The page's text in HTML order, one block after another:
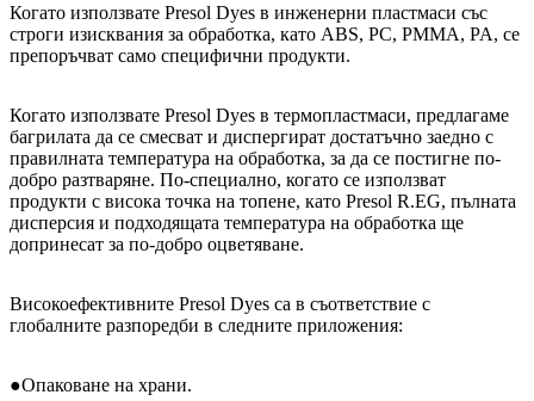
Когато използвате Presol Dyes в инженерни пластмаси със
строги изисквания за обработка, като ABS, PC, PMMA, PA, се
препоръчват само специфични продукти.
Когато използвате Presol Dyes в термопластмаси, предлагаме
багрилата да се смесват и диспергират достатъчно заедно с
правилната температура на обработка, за да се постигне по-
добро разтваряне. По-специално, когато се използват
продукти с висока точка на топене, като Presol R.EG, пълната
дисперсия и подходящата температура на обработка ще
допринесат за по-добро оцветяване.
Високоефективните Presol Dyes са в съответствие с
глобалните разпоредби в следните приложения:
●Опаковане на храни.